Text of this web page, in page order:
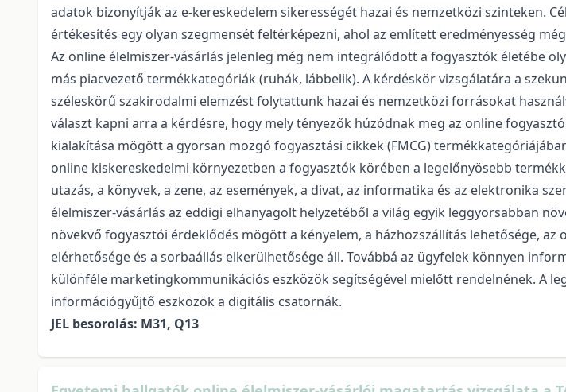
adatok bizonyítják az e-kereskedelem sikerességét hazai és nemzetközi szinteken.
értékesítés egy olyan szegmensét feltérképezni, ahol az említett eredményesség
Az online élelmiszer-vásárlás jelenleg még nem integrálódott a fogyasztók életébe
más piacvezető termékkategóriák (ruhák, lábbelik). A kérdéskör vizsgálatára a
széleskörű szakirodalmi elemzést folytattunk hazai és nemzetközi forrásokat
választ kapni arra a kérdésre, hogy mely tényezők húzódnak meg az online
kialakítása mögött a gyorsan mozgó fogyasztási cikkek (FMCG)
online kiskereskedelmi környezetben a fogyasztók körében a legelőnyösebb
utazás, a könyvek, a zene, az események, a divat, az informatika és az elektronika
élelmiszer-vásárlás az eddigi elhanyagolt helyzetéből a világ egyik leggyorsabban
növekvő fogyasztói érdeklődés mögött a kényelem, a házhozszállítás lehetősége, az
elérhetősége és a sorbaállás elkerülhetősége áll. Továbbá az ügyfelek könnyen
különféle marketingkommunikációs eszközök segítségével mielőtt rendelnének. A
információgyűjtő eszközök a digitális csatornák.
JEL besorolás: M31, Q13